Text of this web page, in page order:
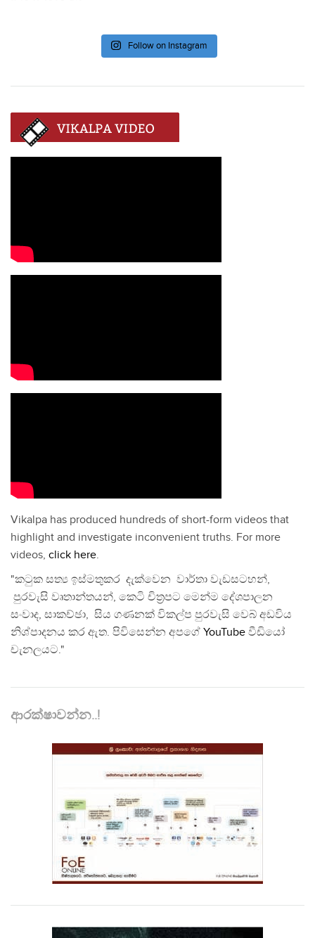
Follow on Instagram
Vikalpa has produced hundreds of short-form videos that
highlight and investigate inconvenient truths. For more
videos, click here.
"කටුක සත්‍ය ඉස්මතුකර දැක්වෙන වාර්තා වැඩසටහන්,
පුරවැසි වෘතාන්තයන්, කෙටි චිත්‍රපට මෙන්ම දේශපාලන
සංවාද, සාකච්ඡා, සිය ගණනක් විකල්ප පුරවැසි වෙබ් අඩවිය
නිශ්පාදනය කර ඇත. පිවිසෙන්න අපගේ YouTube වීඩියෝ
චැනලයට."
ආරක්ෂාවන්න..!